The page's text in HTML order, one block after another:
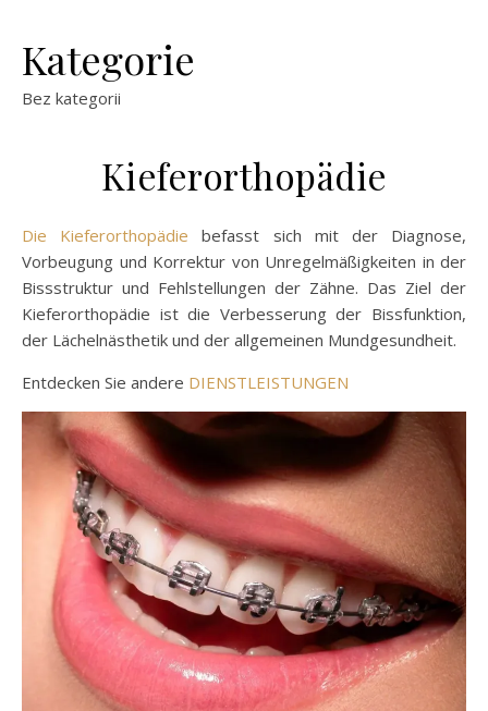
Kategorie
Bez kategorii
Kieferorthopädie
Die Kieferorthopädie befasst sich mit der Diagnose,
Vorbeugung und Korrektur von Unregelmäßigkeiten in der
Bissstruktur und Fehlstellungen der Zähne. Das Ziel der
Kieferorthopädie ist die Verbesserung der Bissfunktion,
der Lächelnästhetik und der allgemeinen Mundgesundheit.
Entdecken Sie andere DIENSTLEISTUNGEN